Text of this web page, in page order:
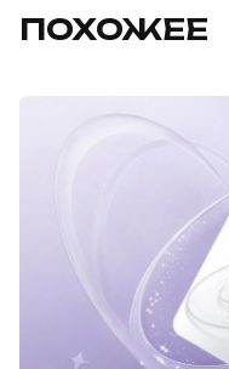
ПОХОЖЕЕ